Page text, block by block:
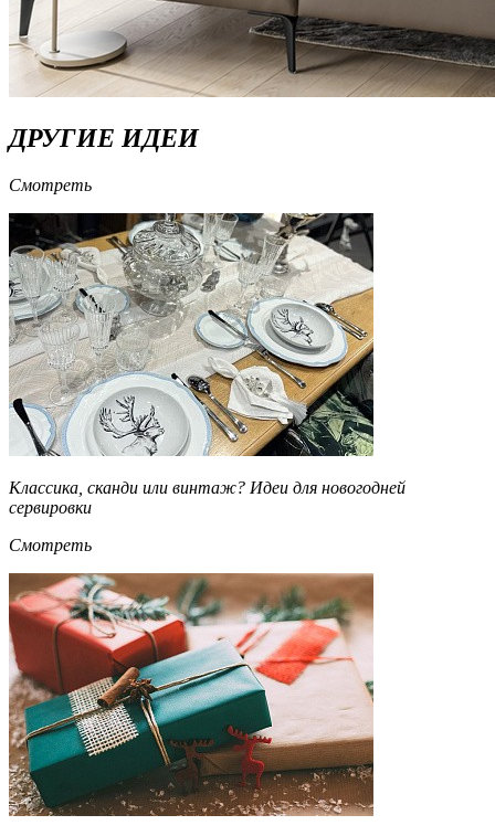
ДРУГИЕ ИДЕИ
Смотреть
Классика, сканди или винтаж? Идеи для новогодней
сервировки
Смотреть